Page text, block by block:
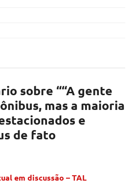
sobre ““A gente
mas a maioria
e
de fato
em discussão – TAL